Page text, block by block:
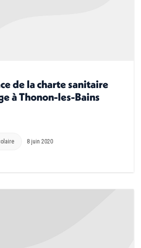
de la charte sanitaire
à Thonon-les-Bains
8 juin 2020